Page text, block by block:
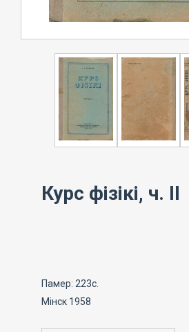
Курс фізікі, ч. II
Памер: 223с.
Мінск 1958